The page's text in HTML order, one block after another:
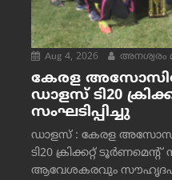
Aug 4, 2026 അനശ്വരം
കേരള
ഡാളസ് ടി20
സംഘടിപ്പിച്ചു
ഡാളസ് : കേരള
ടി20 ക്രിക്കറ്റ് ടൂർണമെന്റ്
ആവേശകരവും